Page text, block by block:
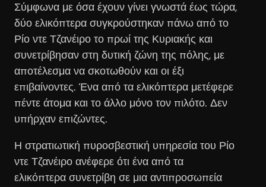
Σύμφωνα με όσα έχουν γίνει γνωστά έως τώρα,
δύο ελικόπτερα συγκρούστηκαν πάνω από το
Ρίο ντε Τζανέιρο το πρωί της Κυριακής και
συνετρίβησαν στη δυτική ζώνη της πόλης, με
αποτέλεσμα να σκοτωθούν και οι έξι
επιβαίνοντες. Ένα από τα ελικόπτερα μετέφερε
πέντε άτομα και το άλλο μόνο τον πιλότο. Δεν
υπήρχαν επιζώντες.
Η στρατιωτική πυροσβεστική υπηρεσία του Ρίο
ντε Τζανέιρο ανέφερε ότι ένα από τα
ελικόπτερα συνετρίβη σε μια αντιπροσωπεία